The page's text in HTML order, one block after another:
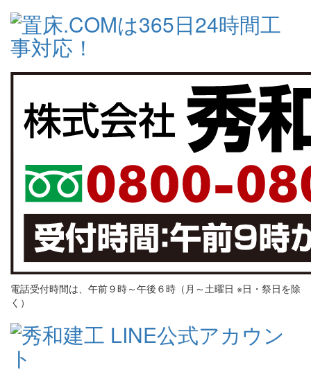
電話受付時間は、午前９時～午後６時（月～土曜日 ※日・祭日を除
く）